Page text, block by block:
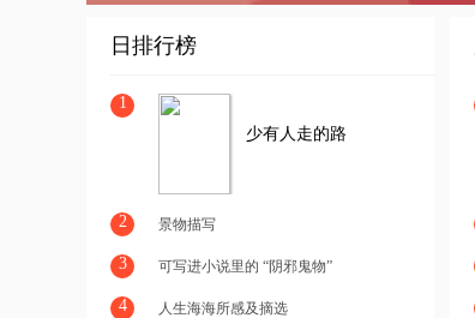
日排行榜
1
少有人走的路
2 景物描写
3 可写进小说里的 “阴邪鬼物”
4 人生海海所感及摘选